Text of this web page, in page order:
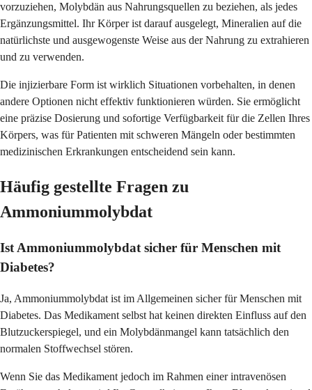
vorzuziehen, Molybdän aus Nahrungsquellen zu beziehen, als jedes
Ergänzungsmittel. Ihr Körper ist darauf ausgelegt, Mineralien auf die
natürlichste und ausgewogenste Weise aus der Nahrung zu extrahieren
und zu verwenden.
Die injizierbare Form ist wirklich Situationen vorbehalten, in denen
andere Optionen nicht effektiv funktionieren würden. Sie ermöglicht
eine präzise Dosierung und sofortige Verfügbarkeit für die Zellen Ihres
Körpers, was für Patienten mit schweren Mängeln oder bestimmten
medizinischen Erkrankungen entscheidend sein kann.
Häufig gestellte Fragen zu
Ammoniummolybdat
Ist Ammoniummolybdat sicher für Menschen mit
Diabetes?
Ja, Ammoniummolybdat ist im Allgemeinen sicher für Menschen mit
Diabetes. Das Medikament selbst hat keinen direkten Einfluss auf den
Blutzuckerspiegel, und ein Molybdänmangel kann tatsächlich den
normalen Stoffwechsel stören.
Wenn Sie das Medikament jedoch im Rahmen einer intravenösen